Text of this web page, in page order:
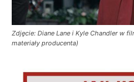
Zdjęcie: Diane Lane i Kyle Chandler w
materiały producenta)